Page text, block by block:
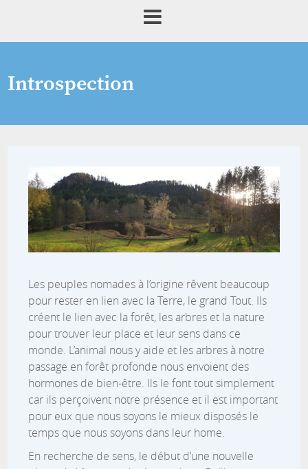
Introspection
Les peuples nomades à l’origine rêvent beaucoup
pour rester en lien avec la Terre, le grand Tout. Ils
créent le lien avec la forêt, les arbres et la nature
pour trouver leur place et leur sens dans ce
monde. L’animal nous y aide et les arbres à notre
passage en forêt profonde nous envoient des
hormones de bien-être. Ils le font tout simplement
car ils perçoivent notre présence et il est important
pour eux que nous soyons le mieux disposés le
temps que nous soyons dans leur home.
En recherche de sens, le début d’une nouvelle